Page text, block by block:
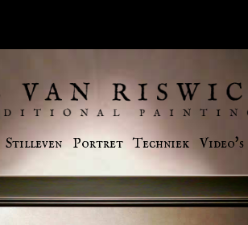
Stilleven Portret Techniek Video's